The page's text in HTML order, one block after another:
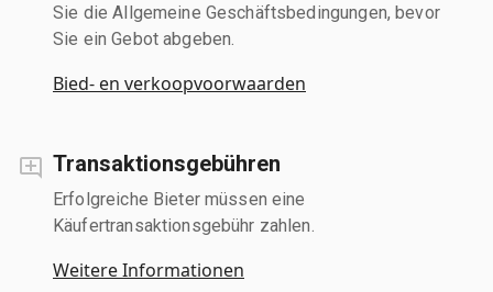
Sie die Allgemeine Geschäftsbedingungen, bevor
Sie ein Gebot abgeben.
Bied- en verkoopvoorwaarden
Transaktionsgebühren
Erfolgreiche Bieter müssen eine
Käufertransaktionsgebühr zahlen.
Weitere Informationen